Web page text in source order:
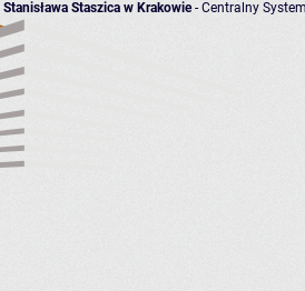
Staszica w Krakowie- Centralny